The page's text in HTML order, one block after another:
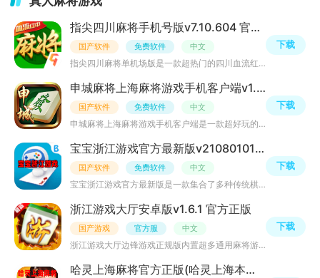
指尖四川麻将手机号版v7.10.604 官方正版
国产软件 免费软件 中文
指尖四川麻将单机场版是一款超热门的四川血流红中麻将游戏，画风十分的卡通，拥有不洗牌、花开富贵不洗牌、
下载
申城麻将上海麻将游戏手机客户端v1.5.8
国产软件 免费软件 中文
申城麻将上海麻将游戏手机客户端是一款超好玩的边锋手机麻将游戏，玩家可以畅玩上海清混碰、上海百搭、上海
下载
宝宝浙江游戏官方最新版v2108010111安卓版
国产软件 免费软件 中文
宝宝浙江游戏官方最新版是一款集合了多种传统棋牌、麻将和扑克牌游戏的在线游戏平台，该平台提供了各种游戏
下载
浙江游戏大厅安卓版v1.6.1 官方正版
国产游戏 官方服 中文
浙江游戏大厅边锋游戏正规版内置超多通用麻将游戏玩法，可体验浙江全省地方麻将游戏规则，画风不错，界面布
下载
哈灵上海麻将官方正版(哈灵上海本地麻将官方版)v6.10最新版